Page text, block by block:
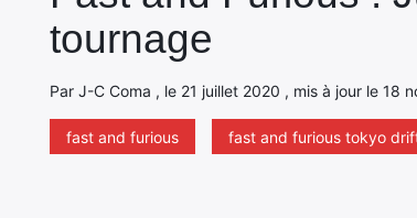
tournage
Par J-C Coma , le 21 juillet 2020 , mis à jour le 18
fast and furious fast and furious tokyo